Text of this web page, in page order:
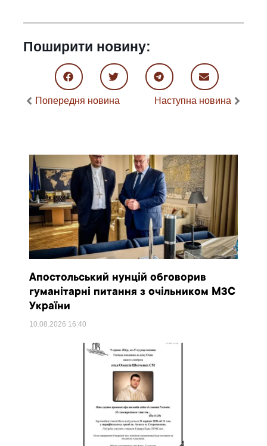
Поширити новину:
Попередня новина Наступна новина
Апостольський нунцій обговорив
гуманітарні питання з очільником МЗС
України
10.08.2026 16:40